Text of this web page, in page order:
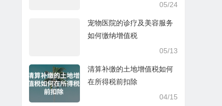
05/24
宠物医院的诊疗及美容服务
如何缴纳增值税
05/13
清算补缴的土地增值税如何
在所得税前扣除
04/15